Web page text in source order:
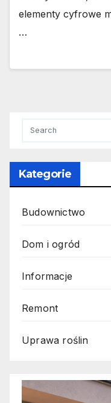
elementy cyfrowe
…
Kategorie
Budownictwo
Dom i ogród
Informacje
Remont
Uprawa roślin